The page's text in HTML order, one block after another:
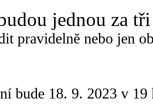
jednou za
pravidelně nebo jen
bude 18. 9. 2023 v 19